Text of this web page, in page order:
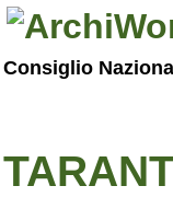
Consiglio